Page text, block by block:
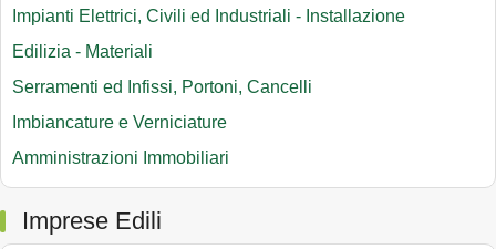
Impianti Elettrici, Civili ed Industriali - Installazione
Edilizia - Materiali
Serramenti ed Infissi, Portoni, Cancelli
Imbiancature e Verniciature
Amministrazioni Immobiliari
Imprese Edili